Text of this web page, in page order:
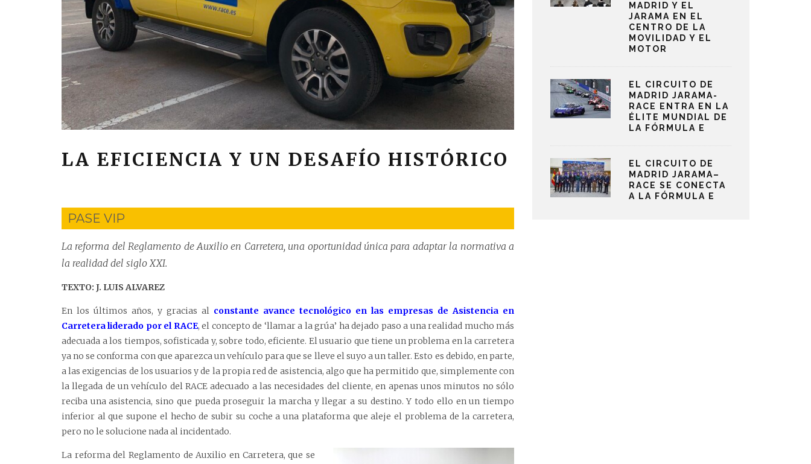
LA EFICIENCIA Y UN DESAFÍO HISTÓRICO
PASE VIP
La reforma del Reglamento de Auxilio en Carretera, una oportunidad única para adaptar la normativa a
la realidad del siglo XXI.
TEXTO: J. LUIS ALVAREZ
En los últimos años, y gracias al constante avance tecnológico en las empresas de Asistencia en
Carretera liderado por el RACE, el concepto de ‘llamar a la grúa’ ha dejado paso a una realidad mucho más
adecuada a los tiempos, sofisticada y, sobre todo, eficiente. El usuario que tiene un problema en la carretera
ya no se conforma con que aparezca un vehículo para que se lleve el suyo a un taller. Esto es debido, en parte,
a las exigencias de los usuarios y de la propia red de asistencia, algo que ha permitido que, simplemente con
la llegada de un vehículo del RACE adecuado a las necesidades del cliente, en apenas unos minutos no sólo
reciba una asistencia, sino que pueda proseguir la marcha y llegar a su destino. Y todo ello en un tiempo
inferior al que supone el hecho de subir su coche a una plataforma que aleje el problema de la carretera,
pero no le solucione nada al incidentado.
La reforma del Reglamento de Auxilio en Carretera, que se
MADRID Y EL
JARAMA EN EL
CENTRO DE LA
MOVILIDAD Y EL
MOTOR
EL CIRCUITO DE
MADRID JARAMA-
RACE ENTRA EN LA
ÉLITE MUNDIAL DE
LA FÓRMULA E
EL CIRCUITO DE
MADRID JARAMA–
RACE SE CONECTA
A LA FÓRMULA E